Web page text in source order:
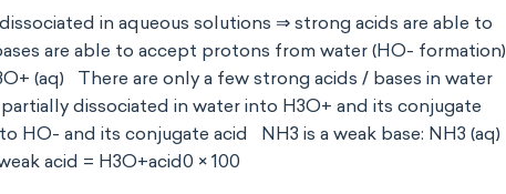
in aqueous solutions ⇒ strong acids are able to
are able to accept protons from water (HO- formation)
(aq) There are only a few strong acids / bases in water
dissociated in water into H3O+ and its conjugate
HO- and its conjugate acid NH3 is a weak base: NH3 (aq)
acid = H3O+acid0 × 100